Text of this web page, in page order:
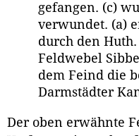
gefangen. (c)
verwundet. (a)
durch den
Feldwebel
dem Feind die
Darmstädter
Der oben erwähnte